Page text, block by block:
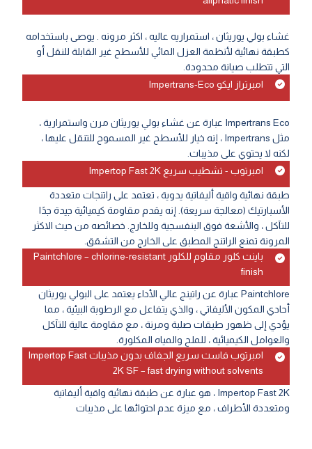
غشاء بولي يوريثان ، استمراريه عاليه ، اكثر مرونه . يوصى باستخدامه
كطبقة نهائية لأنظمة العزل المائي للأسطح غير القابلة للنقل أو
التي تتطلب صيانة محدودة.
امبرتراز ايكو Impertrans-Eco
Impertrans Eco عبارة عن غشاء بولي يوريثان مرن واستمرارية ،
مثل Impertrans ، إنه خيار للأسطح غير المسموح للتنقل عليها ،
لكنه لا يحتوي على مذيبات.
امبرتوب - تشطيب سريع Impertop Fast 2K
طبقة نهائية واقية أليفاتية يدوية ، تعتمد على راتنجات متعددة
الأسبارتيك (معالجة سريعة). إنه يقدم مقاومة كيميائية جيدة جدًا
للتآكل ، والأشعة فوق البنفسجية وللخارج. خصائصه من حيث الاكثر
المرونة تمنع الراتنج المطبق على الخارج من التشقق.
باينت كلور مقاوم للكلور Paintchlore – chlorine-resistant
finish
Paintchlore عبارة عن راتينج عالي الأداء يعتمد على البولي يوريثان
أحادي المكون الأليفاتي ، والذي يتفاعل مع الرطوبة البيئية ، مما
يؤدي إلى ظهور طبقات صلبة ومرنة ، مع مقاومة عالية للتآكل
والعوامل الكيميائية ، للملح والمياه المكلورة.
امبرتوب فاست سريع الجفاف بدون مذيبات Impertop Fast
2K SF – fast drying without solvents
Impertop Fast 2K ، هو عبارة عن طبقة نهائية واقية أليفاتية
ومتعددة الأطراف ، مع ميزة عدم احتوائها على مذيبات